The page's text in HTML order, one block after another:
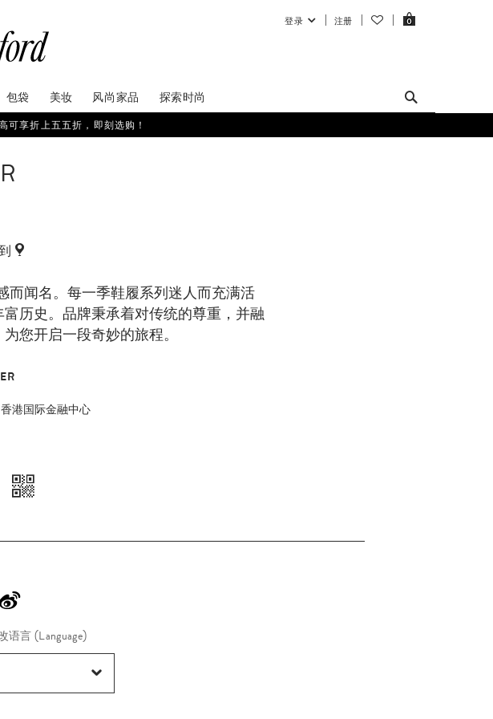
登录 注册 0
包袋 美妆 风尚家品 探索时尚
享折上五五折，即刻选购！
而闻名。每一季鞋履系列迷人而充满活
历史。品牌秉承着对传统的尊重，并融
您开启一段奇妙的旅程。
香港国际金融中心
语言 (Language)